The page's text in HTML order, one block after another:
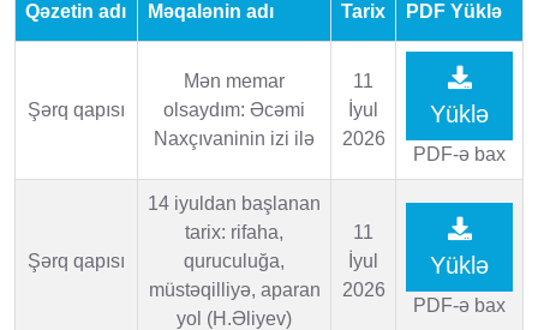
Qəzetin adı Məqalənin adı Tarix PDF Yüklə
Şərq qapısı
Mən memar
olsaydım: Əcəmi
Naxçıvaninin izi ilə
11
İyul
2026
Yüklə
PDF-ə bax
Şərq qapısı
14 iyuldan başlanan
tarix: rifaha,
quruculuğa,
müstəqilliyə, aparan
yol (H.Əliyev)
11
İyul
2026
Yüklə
PDF-ə bax